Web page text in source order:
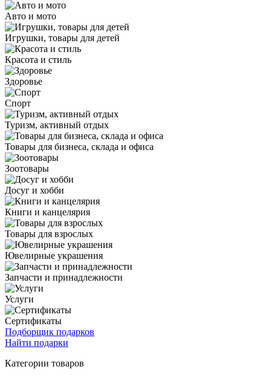
Авто и мото
Игрушки, товары для детей
Красота и стиль
Здоровье
Спорт
Туризм, активный отдых
Товары для бизнеса, склада и офиса
Зоотовары
Досуг и хобби
Книги и канцелярия
Товары для взрослых
Ювелирные украшения
Запчасти и принадлежности
Услуги
Сертификаты
Подборщик подарков
Найти подарки
Категории товаров